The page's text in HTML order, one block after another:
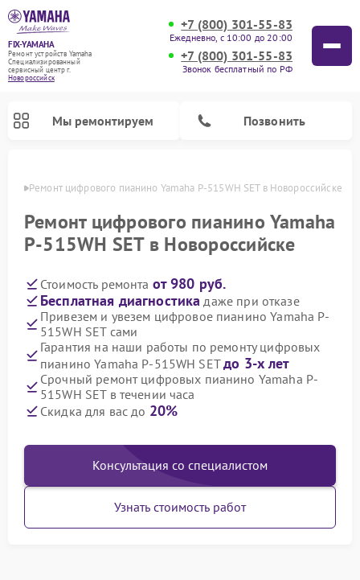
FIX-YAMAHA
Ремонт устройств Yamaha
Специализированный
cервисный центр г.
Новороссийск
+7 (800) 301-55-83
Ежедневно, с 10:00 до 20:00
+7 (800) 301-55-83
Звонок бесплатный по РФ
Мы ремонтируем Позвонить
Ремонт цифрового пианино Yamaha P-515WH SET в Новороссийске
Ремонт цифрового пианино Yamaha
P-515WH SET в Новороссийске
Стоимость ремонта от 980 руб.
Бесплатная диагностика даже при отказе
Привезем и увезем цифровое пианино Yamaha P-
515WH SET сами
Гарантия на наши работы по ремонту цифровых
пианино Yamaha P-515WH SETдо 3-х лет
Срочный ремонт цифровых пианино Yamaha P-
515WH SET в течении часа
Скидка для вас до 20%
Консультация со специалистом
Узнать стоимость работ